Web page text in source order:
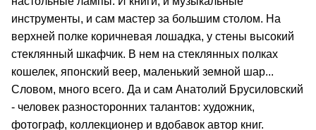
инструменты, и сам мастер за большим столом. На
верхней полке коричневая лошадка, у стены высокий
стеклянный шкафчик. В нем на стеклянных полках
кошелек, японский веер, маленький земной шар...
Словом, много всего. Да и сам Анатолий Брусиловский
- человек разносторонних талантов: художник,
фотограф, коллекционер и вдобавок автор книг.